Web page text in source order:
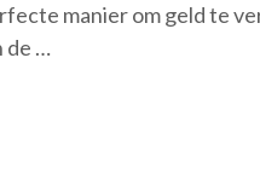
manier om geld te
de …